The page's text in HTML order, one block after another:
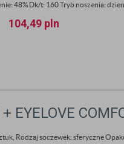
48% Dk/t: 160 Tryb noszenia:
104,49 pln
EYELOVE
Rodzaj soczewek: sferyczne